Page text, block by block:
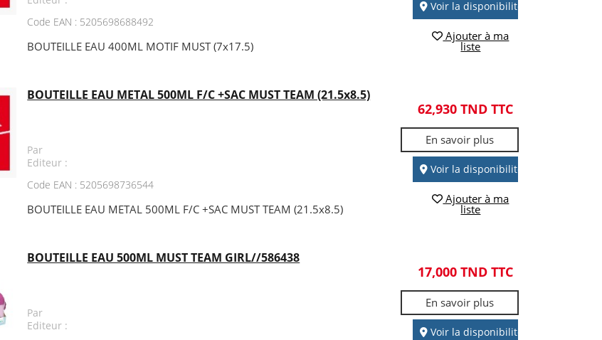
Code EAN : 5205698688492
BOUTEILLE EAU 400ML MOTIF MUST (7x17.5)
Voir la disponibilité
Ajouter à ma
liste
BOUTEILLE EAU METAL 500ML F/C +SAC MUST TEAM (21.5x8.5)
Par
Editeur :
Code EAN : 5205698736544
BOUTEILLE EAU METAL 500ML F/C +SAC MUST TEAM (21.5x8.5)
62,930 TND TTC
En savoir plus
Voir la disponibilité
Ajouter à ma
liste
BOUTEILLE EAU 500ML MUST TEAM GIRL//586438
Par
Editeur :
17,000 TND TTC
En savoir plus
Voir la disponibilité